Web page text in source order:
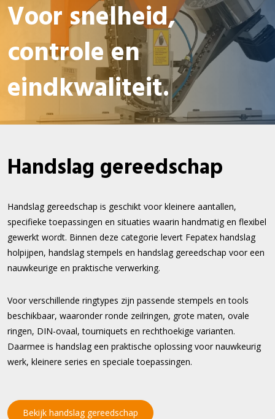
Voor snelheid,
controle en
eindkwaliteit.
Handslag gereedschap
Handslag gereedschap is geschikt voor kleinere aantallen,
specifieke toepassingen en situaties waarin handmatig en flexibel
gewerkt wordt. Binnen deze categorie levert Fepatex handslag
holpijpen, handslag stempels en handslag gereedschap voor een
nauwkeurige en praktische verwerking.
Voor verschillende ringtypes zijn passende stempels en tools
beschikbaar, waaronder ronde zeilringen, grote maten, ovale
ringen, DIN-ovaal, tourniquets en rechthoekige varianten.
Daarmee is handslag een praktische oplossing voor nauwkeurig
werk, kleinere series en speciale toepassingen.
Bekijk handslag gereedschap